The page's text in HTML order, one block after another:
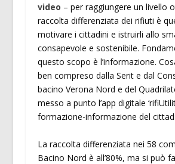
video – per raggiungere un livello
raccolta differenziata dei rifiuti è
motivare i cittadini e istruirli allo
consapevole e sostenibile.
questo scopo è l’informazione.
ben compreso dalla Serit e dal
bacino Verona Nord e del
messo a punto l’app digitale
formazione-informazione del
La raccolta differenziata nei 58
Bacino Nord è all’80%, ma si può